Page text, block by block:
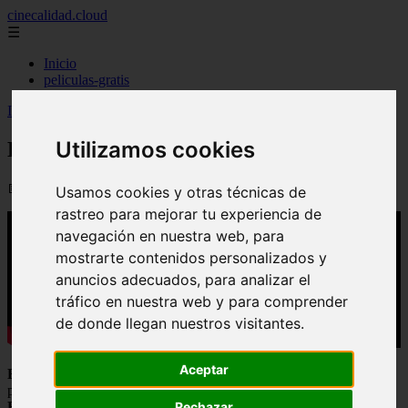
Utilizamos cookies
Usamos cookies y otras técnicas de
rastreo para mejorar tu experiencia de
navegación en nuestra web, para
mostrarte contenidos personalizados y
anuncios adecuados, para analizar el
tráfico en nuestra web y para comprender
de donde llegan nuestros visitantes.
Aceptar
cinecalidad.cloud
☰
Inicio
peliculas-gratis
Inicio
El Orfanato - Final Explicado
📅 01/09/2025
El Orfanato
es una película de terror y misterio que ha dejado
perplejos a muchos espectadores. En este artículo deFinal